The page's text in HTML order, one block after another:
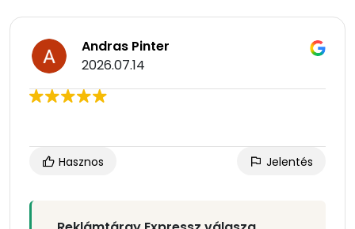
Andras Pinter
2026.07.14
Hasznos Jelentés